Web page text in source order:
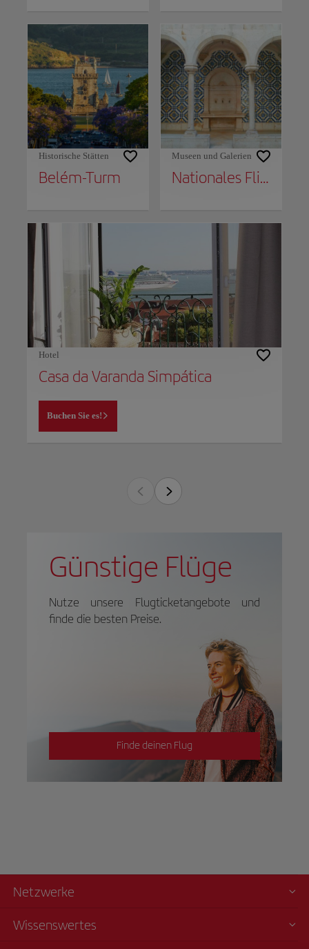
Historische Stätten
Belém-Turm
Museen und Galerien
Nationales Fliesenmuseum
Hotel
Casa da Varanda Simpática
Buchen Sie es!
Günstige Flüge
Nutze unsere Flugticketangebote und
finde die besten Preise.
Finde deinen Flug
Netzwerke
Wissenswertes